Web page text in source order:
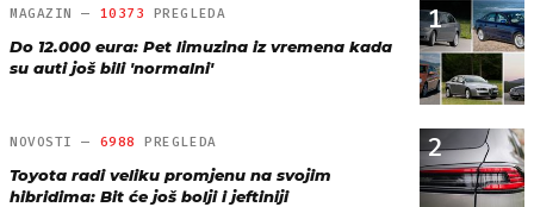
1
MAGAZIN — 10373 PREGLEDA
Do 12.000 eura: Pet limuzina iz vremena kada
su auti još bili 'normalni'
2
NOVOSTI — 6988 PREGLEDA
Toyota radi veliku promjenu na svojim
hibridima: Bit će još bolji i jeftiniji